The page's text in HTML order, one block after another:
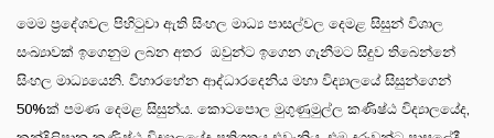
මෙම ප්‍රදේශවල පිහිටුවා ඇති සිංහල මාධ්‍ය පාසල්වල දෙමළ සිසුන් විශාල
සංඛ්‍යාවක් ඉගෙනුම ලබන අතර ඔවුන්ට ඉගෙන ගැනීමට සිදුව තිබෙන්නේ
සිංහල මාධ්‍යයෙනි. විහාරහේන ආද්‍ධාරදෙනිය මහා විද්‍යාලයේ සිසුන්ගෙන්
50%ක් පමණ දෙමළ සිසුන්ය. කොටපොල මුගුණුමුල්ල කණිෂ්ඨ විද්‍යාලයේද,